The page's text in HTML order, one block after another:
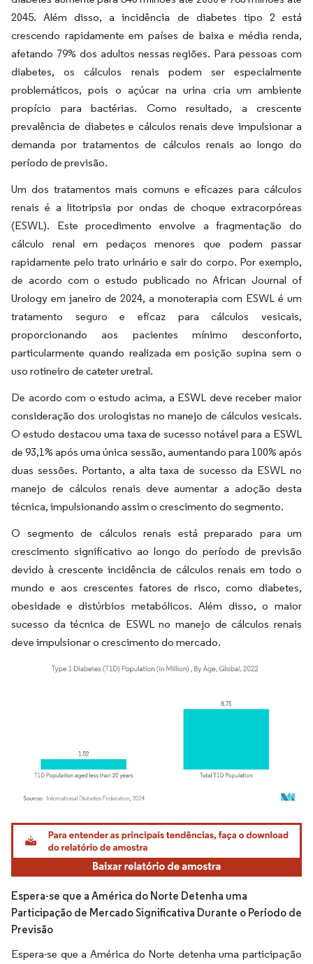
2045. Além disso, a incidência de diabetes tipo 2 está
crescendo rapidamente em países de baixa e média renda,
afetando 79% dos adultos nessas regiões. Para pessoas com
diabetes, os cálculos renais podem ser especialmente
problemáticos, pois o açúcar na urina cria um ambiente
propício para bactérias. Como resultado, a crescente
prevalência de diabetes e cálculos renais deve impulsionar a
demanda por tratamentos de cálculos renais ao longo do
período de previsão.
Um dos tratamentos mais comuns e eficazes para cálculos
renais é a litotripsia por ondas de choque extracorpóreas
(ESWL). Este procedimento envolve a fragmentação do
cálculo renal em pedaços menores que podem passar
rapidamente pelo trato urinário e sair do corpo. Por exemplo,
de acordo com o estudo publicado no African Journal of
Urology em janeiro de 2024, a monoterapia com ESWL é um
tratamento seguro e eficaz para cálculos vesicais,
proporcionando aos pacientes mínimo desconforto,
particularmente quando realizada em posição supina sem o
uso rotineiro de cateter uretral.
De acordo com o estudo acima, a ESWL deve receber maior
consideração dos urologistas no manejo de cálculos vesicais.
O estudo destacou uma taxa de sucesso notável para a ESWL
de 93,1% após uma única sessão, aumentando para 100% após
duas sessões. Portanto, a alta taxa de sucesso da ESWL no
manejo de cálculos renais deve aumentar a adoção desta
técnica, impulsionando assim o crescimento do segmento.
O segmento de cálculos renais está preparado para um
crescimento significativo ao longo do período de previsão
devido à crescente incidência de cálculos renais em todo o
mundo e aos crescentes fatores de risco, como diabetes,
obesidade e distúrbios metabólicos. Além disso, o maior
sucesso da técnica de ESWL no manejo de cálculos renais
deve impulsionar o crescimento do mercado.
Imagem © Mordor Intelligence. O reuso requer atribuição conforme CC BY 4.0.
Espera-se que a América do Norte Detenha uma
Participação de Mercado Significativa Durante o Período de
Previsão
Espera-se que a América do Norte detenha uma participação